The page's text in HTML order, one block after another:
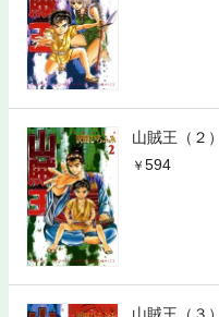
山賊王（２）
594